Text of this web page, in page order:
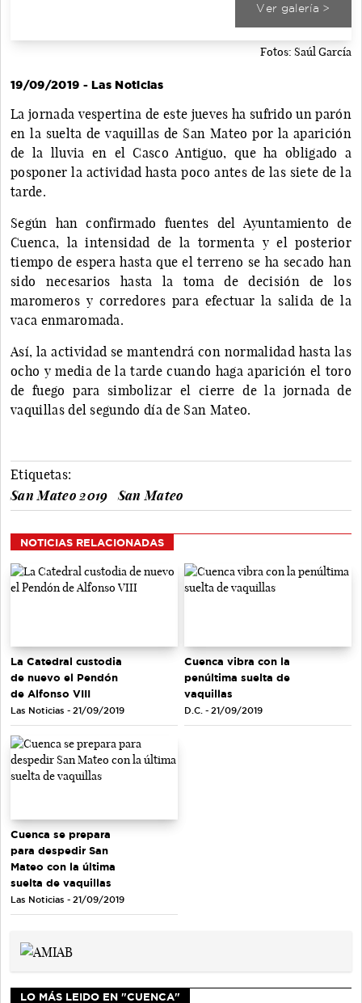
Ver galería >
Fotos: Saúl García
19/09/2019 - Las Noticias
La jornada vespertina de este jueves ha sufrido un parón
en la suelta de vaquillas de San Mateo por la aparición
de la lluvia en el Casco Antiguo, que ha obligado a
posponer la actividad hasta poco antes de las siete de la
tarde.
Según han confirmado fuentes del Ayuntamiento de
Cuenca, la intensidad de la tormenta y el posterior
tiempo de espera hasta que el terreno se ha secado han
sido necesarios hasta la toma de decisión de los
maromeros y corredores para efectuar la salida de la
vaca enmaromada.
Así, la actividad se mantendrá con normalidad hasta las
ocho y media de la tarde cuando haga aparición el toro
de fuego para simbolizar el cierre de la jornada de
vaquillas del segundo día de San Mateo.
Etiquetas:
San Mateo 2019
San Mateo
NOTICIAS RELACIONADAS
La Catedral custodia
de nuevo el Pendón
de Alfonso VIII
Las Noticias - 21/09/2019
Cuenca vibra con la
penúltima suelta de
vaquillas
D.C. - 21/09/2019
Cuenca se prepara
para despedir San
Mateo con la última
suelta de vaquillas
Las Noticias - 21/09/2019
LO MÁS LEIDO EN "CUENCA"